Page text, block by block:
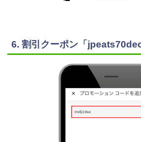
6. 割引クーポン「